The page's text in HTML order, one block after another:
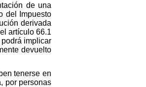
de una
del Impuesto
derivada
artículo 66.1
implicar
devuelto
tenerse en
por personas